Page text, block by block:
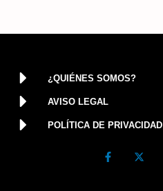
¿QUIÉNES SOMOS?
AVISO LEGAL
POLÍTICA DE PRIVACIDAD